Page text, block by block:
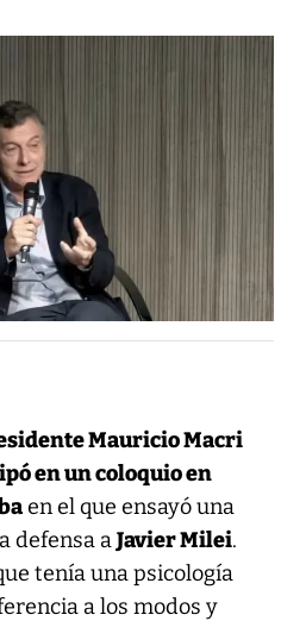
Mauricio Macri
en un coloquio en
en el que ensayó una
defensa aJavier Milei.
tenía una psicología
a los modos y